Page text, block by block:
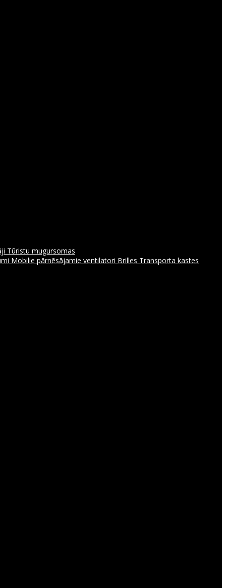
Tūristu mugursomas
Mobilie pārnēsājamie ventilatori Brilles Transporta kastes